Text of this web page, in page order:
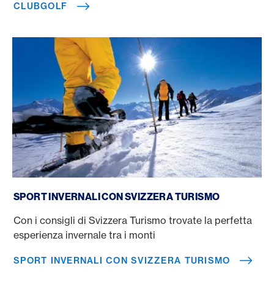
CLUBGOLF
SPORT INVERNALI CON SVIZZERA TURISMO
Con i consigli di Svizzera Turismo trovate la perfetta
esperienza invernale tra i monti
SPORT INVERNALI CON SVIZZERA TURISMO